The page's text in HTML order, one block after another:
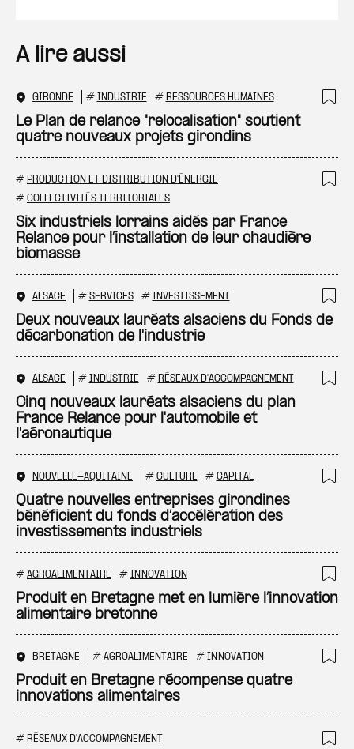
A lire aussi
GIRONDE # INDUSTRIE # RESSOURCES HUMAINES
Le Plan de relance "relocalisation" soutient
quatre nouveaux projets girondins
# PRODUCTION ET DISTRIBUTION D'ÉNERGIE
# COLLECTIVITÉS TERRITORIALES
Six industriels lorrains aidés par France
Relance pour l’installation de leur chaudière
biomasse
ALSACE # SERVICES # INVESTISSEMENT
Deux nouveaux lauréats alsaciens du Fonds de
décarbonation de l'industrie
ALSACE # INDUSTRIE # RÉSEAUX D'ACCOMPAGNEMENT
Cinq nouveaux lauréats alsaciens du plan
France Relance pour l'automobile et
l'aéronautique
NOUVELLE-AQUITAINE # CULTURE # CAPITAL
Quatre nouvelles entreprises girondines
bénéficient du fonds d’accélération des
investissements industriels
# AGROALIMENTAIRE # INNOVATION
Produit en Bretagne met en lumière l’innovation
alimentaire bretonne
BRETAGNE # AGROALIMENTAIRE # INNOVATION
Produit en Bretagne récompense quatre
innovations alimentaires
# RÉSEAUX D'ACCOMPAGNEMENT